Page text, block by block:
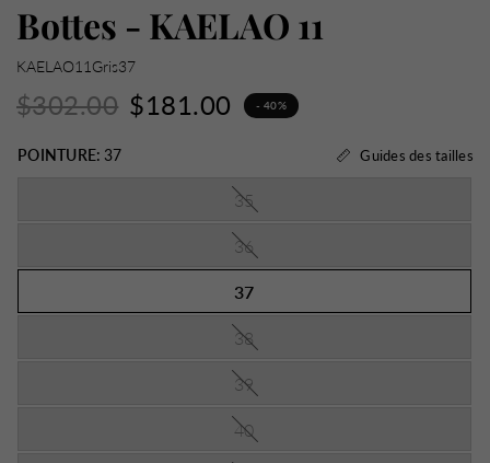
Bottes - KAELAO 11
KAELAO11Gris37
$302.00 $181.00 - 40%
POINTURE: 37 Guides des tailles
35
36
37
38
39
40